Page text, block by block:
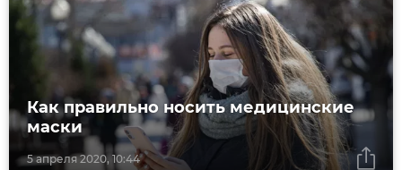
5 апреля 2020, 10:44
Как правильно носить медицинские
маски